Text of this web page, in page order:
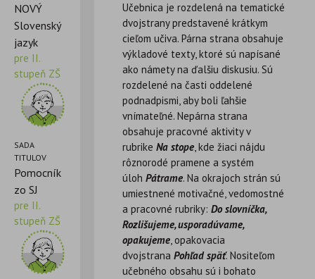
NOVÝ
Slovenský
jazyk
pre II.
stupeň ZŠ
SADA
TITULOV
Pomocník
zo SJ
pre II.
stupeň ZŠ
Učebnica je rozdelená na tematické
dvojstrany predstavené krátkym
cieľom učiva. Párna strana obsahuje
výkladové texty, ktoré sú napísané
ako námety na ďalšiu diskusiu. Sú
rozdelené na časti oddelené
podnadpismi, aby boli ľahšie
vnímateľné. Nepárna strana
obsahuje pracovné aktivity v
rubrikeNa stope, kde žiaci nájdu
rôznorodé pramene a systém
úlohPátrame. Na okrajoch strán sú
umiestnené motivačné, vedomostné
a pracovné rubriky:Do slovníčka,
Rozlišujeme, usporadúvame,
opakujeme, opakovacia
dvojstranaPohľad späť. Nositeľom
učebného obsahu sú i bohato